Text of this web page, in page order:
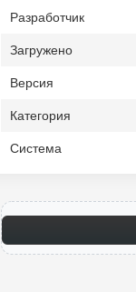
Разработчик
Загружено
Версия
Категория
Система